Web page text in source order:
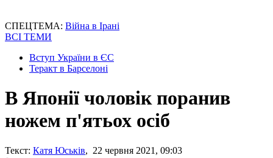
СПЕЦТЕМА: Війна в Ірані
ВСІ ТЕМИ
Вступ України в ЄС
Теракт в Барселоні
В Японії чоловік поранив
ножем п'ятьох осіб
Текст: Катя Юськів, 22 червня 2021, 09:03